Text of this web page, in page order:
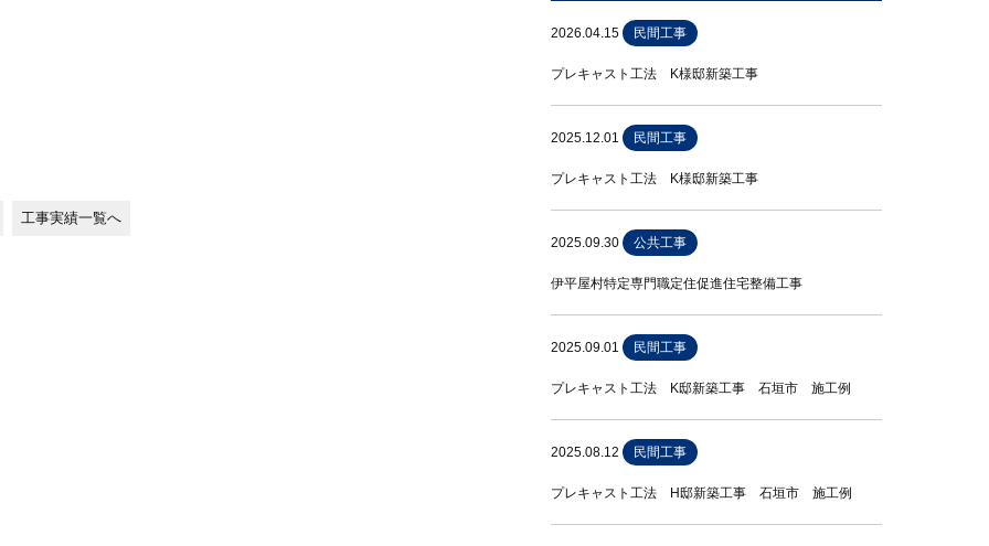
工事実績一覧へ
2026.04.15 民間工事
プレキャスト工法 K様邸新築工事
2025.12.01 民間工事
プレキャスト工法 K様邸新築工事
2025.09.30 公共工事
伊平屋村特定専門職定住促進住宅整備工事
2025.09.01 民間工事
プレキャスト工法 K邸新築工事 石垣市 施工例
2025.08.12 民間工事
プレキャスト工法 H邸新築工事 石垣市 施工例